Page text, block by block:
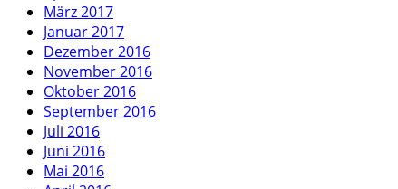
März 2017
Januar 2017
Dezember 2016
November 2016
Oktober 2016
September 2016
Juli 2016
Juni 2016
Mai 2016